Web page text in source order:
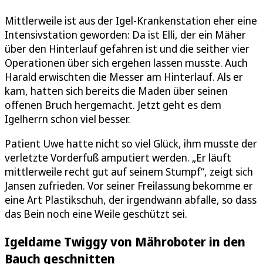
Mittlerweile ist aus der Igel-Krankenstation eher eine
Intensivstation geworden: Da ist Elli, der ein Mäher
über den Hinterlauf gefahren ist und die seither vier
Operationen über sich ergehen lassen musste. Auch
Harald erwischten die Messer am Hinterlauf. Als er
kam, hatten sich bereits die Maden über seinen
offenen Bruch hergemacht. Jetzt geht es dem
Igelherrn schon viel besser.
Patient Uwe hatte nicht so viel Glück, ihm musste der
verletzte Vorderfuß amputiert werden. „Er läuft
mittlerweile recht gut auf seinem Stumpf“, zeigt sich
Jansen zufrieden. Vor seiner Freilassung bekomme er
eine Art Plastikschuh, der irgendwann abfalle, so dass
das Bein noch eine Weile geschützt sei.
Igeldame Twiggy von Mähroboter in den
Bauch geschnitten